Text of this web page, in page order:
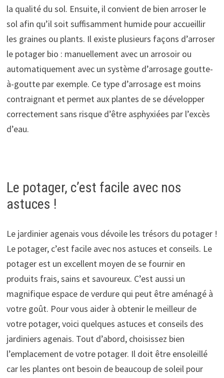
la qualité du sol. Ensuite, il convient de bien arroser le
sol afin qu’il soit suffisamment humide pour accueillir
les graines ou plants. Il existe plusieurs façons d’arroser
le potager bio : manuellement avec un arrosoir ou
automatiquement avec un système d’arrosage goutte-
à-goutte par exemple. Ce type d’arrosage est moins
contraignant et permet aux plantes de se développer
correctement sans risque d’être asphyxiées par l’excès
d’eau.
Le potager, c’est facile avec nos
astuces !
Le jardinier agenais vous dévoile les trésors du potager !
Le potager, c’est facile avec nos astuces et conseils. Le
potager est un excellent moyen de se fournir en
produits frais, sains et savoureux. C’est aussi un
magnifique espace de verdure qui peut être aménagé à
votre goût. Pour vous aider à obtenir le meilleur de
votre potager, voici quelques astuces et conseils des
jardiniers agenais. Tout d’abord, choisissez bien
l’emplacement de votre potager. Il doit être ensoleillé
car les plantes ont besoin de beaucoup de soleil pour